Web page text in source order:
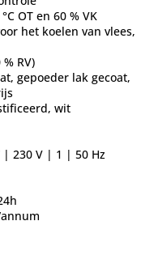
OT en 60 % VK
het koelen van vlees,
RV)
gepoeder lak gecoat,
wit
| 230 V | 1 | 50 Hz